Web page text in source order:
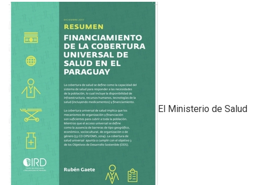
El Ministerio de Salud